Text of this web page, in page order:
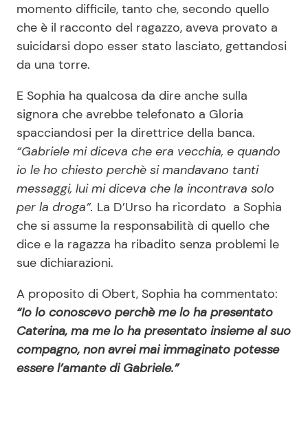
momento difficile, tanto che, secondo quello
che è il racconto del ragazzo, aveva provato a
suicidarsi dopo esser stato lasciato, gettandosi
da una torre.
E Sophia ha qualcosa da dire anche sulla
signora che avrebbe telefonato a Gloria
spacciandosi per la direttrice della banca.
“Gabriele mi diceva che era vecchia, e quando
io le ho chiesto perchè si mandavano tanti
messaggi, lui mi diceva che la incontrava solo
per la droga”. La D’Urso ha ricordato a Sophia
che si assume la responsabilità di quello che
dice e la ragazza ha ribadito senza problemi le
sue dichiarazioni.
A proposito di Obert, Sophia ha commentato:
“Io lo conoscevo perchè me lo ha presentato
Caterina, ma me lo ha presentato insieme al suo
compagno, non avrei mai immaginato potesse
essere l’amante di Gabriele.”